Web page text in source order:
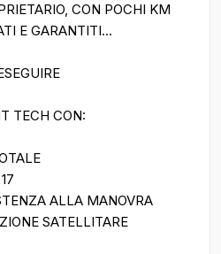
CON POCHI KM
E GARANTITI...
TECH CON:
ALLA MANOVRA
SATELLITARE